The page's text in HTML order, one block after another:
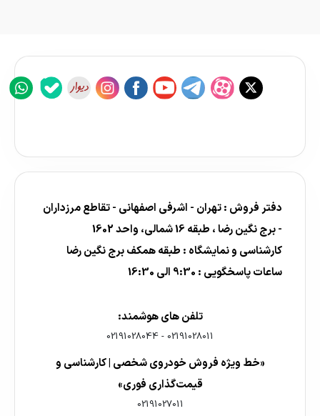
دفتر فروش : تهران - اشرفی اصفهانی - تقاطع مرزداران
- برج نگین رضا ، طبقه 16 شمالی، واحد 1602
کارشناسی و نمایشگاه : طبقه همکف برج نگین رضا
ساعات پاسخگویی : 9:30 الی 16:30
تلفن های هوشمند:
02191028011
-
02191028044
«خط ویژه فروش خودروی شخصی | کارشناسی و
قیمت‌گذاری فوری»
02191027011